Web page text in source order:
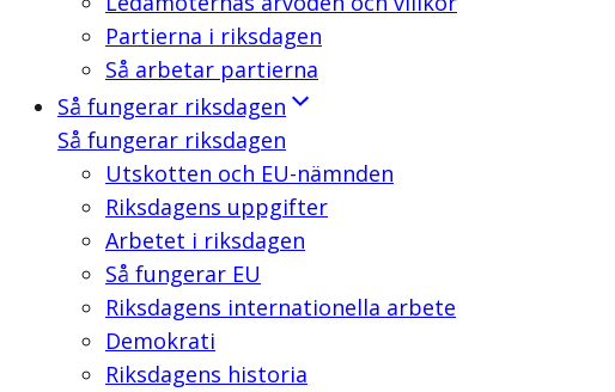
Partierna i riksdagen
Så arbetar partierna
Så fungerar riksdagen
Så fungerar riksdagen
Utskotten och EU-nämnden
Riksdagens uppgifter
Arbetet i riksdagen
Så fungerar EU
Riksdagens internationella arbete
Demokrati
Riksdagens historia